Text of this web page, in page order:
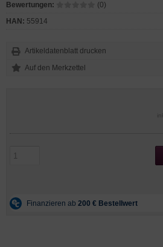
Bewertungen:
(0)
HAN: 55914
Artikeldatenblatt drucken